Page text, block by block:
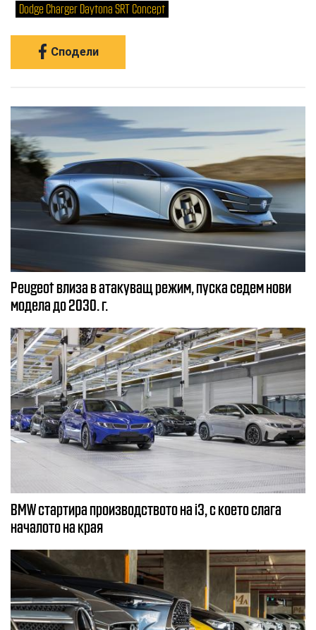
Dodge Charger Daytona SRT Concept
Сподели
Peugeot влиза в атакуващ режим, пуска седем нови
модела до 2030. г.
BMW стартира производството на i3, с което слага
началото на края